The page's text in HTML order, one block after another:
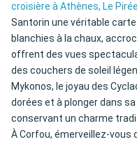
croisière à Athènes, Le Pirée
Santorin une véritable
blanchies à la chaux,
offrent des vues
des couchers de soleil
Mykonos, le joyau des
dorées et à plonger dans
conservant un charme
À Corfou, émerveillez-vous